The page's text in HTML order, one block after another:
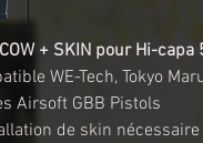
+ SKIN pour Hi-capa
WE-Tech, Tokyo
Airsoft GBB Pistols
de skin